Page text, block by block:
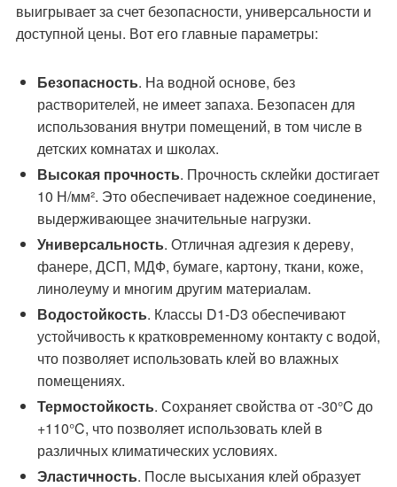
выигрывает за счет безопасности, универсальности и
доступной цены. Вот его главные параметры:
Безопасность. На водной основе, без
растворителей, не имеет запаха. Безопасен для
использования внутри помещений, в том числе в
детских комнатах и школах.
Высокая прочность. Прочность склейки достигает
10 Н/мм². Это обеспечивает надежное соединение,
выдерживающее значительные нагрузки.
Универсальность. Отличная адгезия к дереву,
фанере, ДСП, МДФ, бумаге, картону, ткани, коже,
линолеуму и многим другим материалам.
Водостойкость. Классы D1-D3 обеспечивают
устойчивость к кратковременному контакту с водой,
что позволяет использовать клей во влажных
помещениях.
Термостойкость. Сохраняет свойства от -30°C до
+110°C, что позволяет использовать клей в
различных климатических условиях.
Эластичность. После высыхания клей образует